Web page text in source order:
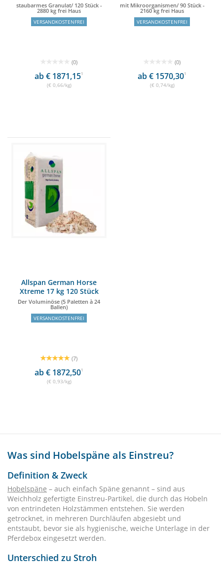
staubarmes Granulat/ 120 Stück -
2880 kg frei Haus
VERSANDKOSTENFREI
(0)
ab € 1871,151
(€ 0,66/kg)
mit Mikroorganismen/ 90 Stück -
2160 kg frei Haus
VERSANDKOSTENFREI
(0)
ab € 1570,301
(€ 0,74/kg)
Allspan German Horse
Xtreme 17 kg 120 Stück
Der Voluminöse (5 Paletten à 24
Ballen)
VERSANDKOSTENFREI
(7)
ab € 1872,501
(€ 0,93/kg)
Was sind Hobelspäne als Einstreu?
Definition & Zweck
Hobelspäne – auch einfach Späne genannt – sind aus
Weichholz gefertigte Einstreu-Partikel, die durch das Hobeln
von entrindeten Holzstämmen entstehen. Sie werden
getrocknet, in mehreren Durchläufen abgesiebt und
entstaubt, bevor sie als hygienische, weiche Unterlage in der
Pferdebox eingesetzt werden.
Unterschied zu Stroh